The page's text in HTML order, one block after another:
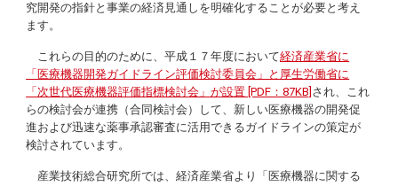
究開発の指針と事業の経済見通しを明確化することが必要と考え
ます。
これらの目的のために、平成１７年度において経済産業省に
「医療機器開発ガイドライン評価検討委員会」と厚生労働省に
「次世代医療機器評価指標検討会」が設置 [PDF：87KB] され、これ
らの検討会が連携（合同検討会）して、新しい医療機器の開発促
進および迅速な薬事承認審査に活用できるガイドラインの策定が
検討されています。
産業技術総合研究所では、経済産業省より「医療機器に関する